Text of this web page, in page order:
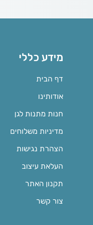
מידע כללי
דף הבית
אודותינו
חנות מתנות לגן
מדיניות משלוחים
הצהרת נגישות
העלאת עיצוב
תקנון האתר
צור קשר